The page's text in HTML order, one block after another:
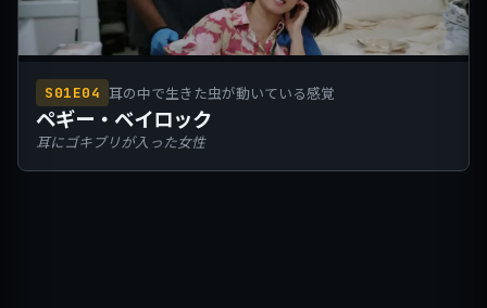
S01E04 耳の中で生きた虫が動いている感覚
ペギー・ベイロック
耳にゴキブリが入った女性